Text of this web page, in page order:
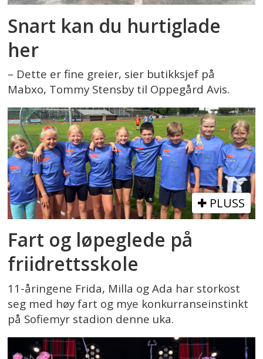
Snart kan du hurtiglade
her
– Dette er fine greier, sier butikksjef på
Mabxo, Tommy Stensby til Oppegård Avis.
PLUSS
Fart og løpeglede på
friidrettsskole
11-åringene Frida, Milla og Ada har storkost
seg med høy fart og mye konkurranseinstinkt
på Sofiemyr stadion denne uka.